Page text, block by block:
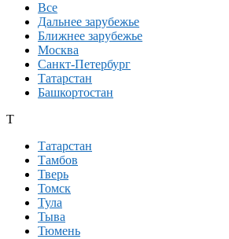
Все
Дальнее зарубежье
Ближнее зарубежье
Москва
Санкт-Петербург
Татарстан
Башкортостан
Т
Татарстан
Тамбов
Тверь
Томск
Тула
Тыва
Тюмень